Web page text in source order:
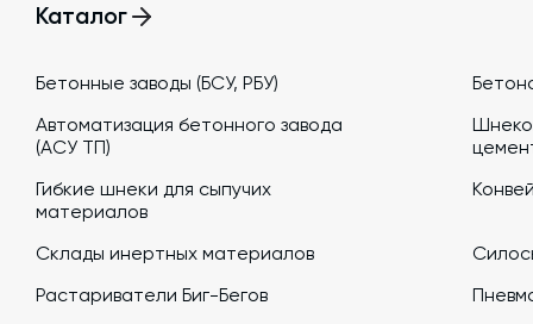
Каталог
Бетонные заводы (БСУ, РБУ)
Автоматизация бетонного завода
(АСУ ТП)
Гибкие шнеки для сыпучих
материалов
Склады инертных материалов
Растариватели Биг-Бегов